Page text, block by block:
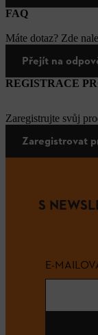
FAQ
Máte dotaz? Zde
Přejít na
REGISTRACE
Zaregistrujte svůj
Zaregistrovat
S
E-